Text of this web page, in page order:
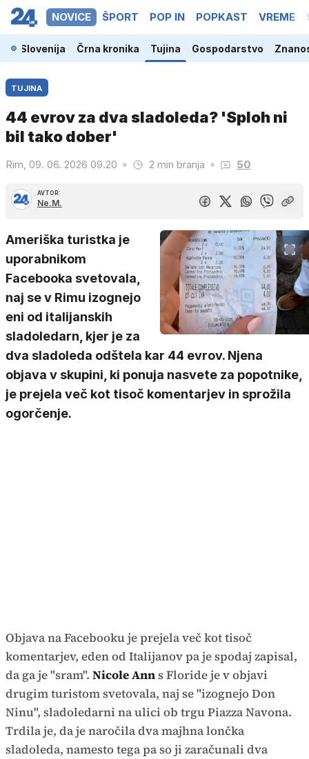
NOVICE ŠPORT POP IN POPKAST VREME
Slovenija Črna kronika Tujina Gospodarstvo
TUJINA
44 evrov za dva sladoleda? 'Sploh ni
bil tako dober'
Rim, 09. 06. 2026 09.20 2 min branja 50
AVTOR:
Ne.M.
Ameriška turistka je
uporabnikom
Facebooka svetovala,
naj se v Rimu izognejo
eni od italijanskih
sladoledarn, kjer je za
dva sladoleda odštela kar 44 evrov. Njena
objava v skupini, ki ponuja nasvete za popotnike,
je prejela več kot tisoč komentarjev in sprožila
ogorčenje.
Objava na Facebooku je prejela več kot tisoč
komentarjev, eden od Italijanov pa je spodaj zapisal,
da ga je "sram". Nicole Anns Floride je v objavi
drugim turistom svetovala, naj se "izognejo Don
Ninu", sladoledarni na ulici ob trgu Piazza Navona.
Trdila je, da je naročila dva majhna lončka
sladoleda, namesto tega pa so ji zaračunali dva